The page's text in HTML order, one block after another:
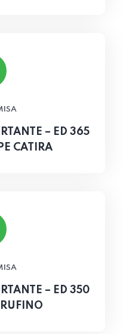
– ED 365
CATIRA
– ED 350